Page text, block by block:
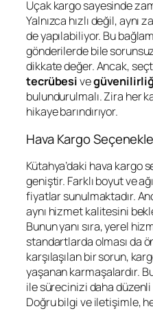
Uçak kargo sayesinde
Yalnızca hızlı değil,
de yapılabiliyor. Bu
gönderilerde bile
dikkate değer. Ancak,
tecrübesive
bulundurulmalı. Zira her
hikaye barındırıyor.
Hava Kargo
Kütahya’daki hava kargo
geniştir. Farklı boyut ve
fiyatlar sunulmaktadır.
aynı hizmet kalitesini
Bunun yanı sıra, yerel
standartlarda olması da
karşılaşılan bir sorun,
yaşanan karmaşalardır.
ile sürecinizi daha
Doğru bilgi ve iletişimle,